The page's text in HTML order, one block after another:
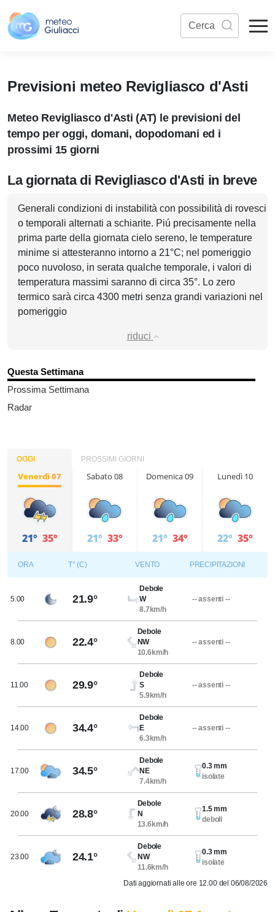
Previsioni meteo Revigliasco d'Asti
Meteo Revigliasco d'Asti (AT) le previsioni del
tempo per oggi, domani, dopodomani ed i
prossimi 15 giorni
La giornata di Revigliasco d'Asti in breve
Generali condizioni di instabilità con possibilità di rovesci
o temporali alternati a schiarite. Piú precisamente nella
prima parte della giornata cielo sereno, le temperature
minime si attesteranno intorno a 21°C; nel pomeriggio
poco nuvoloso, in serata qualche temporale, i valori di
temperatura massimi saranno di circa 35°. Lo zero
termico sarà circa 4300 metri senza grandi variazioni nel
pomeriggio
riduci
Questa Settimana
Prossima Settimana
Radar
OGGI PROSSIMI GIORNI
Venerdì 07
21° 35°
Sabato 08
21° 33°
Domenica 09
21° 34°
Lunedì 10
22° 35°
ORA T° (C) VENTO PRECIPITAZIONI
5.00 21.9°
Debole
W
8.7km/h
-- assenti --
8.00 22.4°
Debole
NW
10.6km/h
-- assenti --
11.00 29.9°
Debole
S
5.9km/h
-- assenti --
14.00 34.4°
Debole
E
6.3km/h
-- assenti --
17.00 34.5°
Debole
NE
7.4km/h
0.3 mm
isolate
20.00 28.8°
Debole
N
13.6km/h
1.5 mm
deboli
23.00 24.1°
Debole
NW
11.6km/h
0.3 mm
isolate
Dati aggiornati alle ore 12.00 del 06/08/2026